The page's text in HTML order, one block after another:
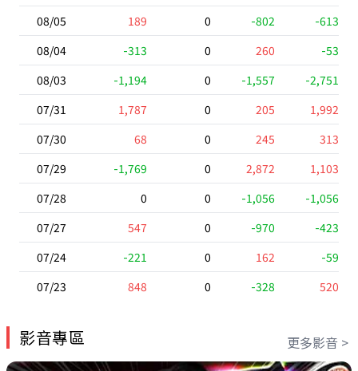
08/05
189 0 -802
-613
08/04
-313 0 260
-53
08/03
-1,194 0 -1,557
-2,751
07/31
1,787 0 205
1,992
07/30
68 0 245
313
07/29
-1,769 0 2,872
1,103
07/28
0 0 -1,056
-1,056
07/27
547 0 -970
-423
07/24
-221 0 162
-59
07/23
848 0 -328 520
影音專區 更多影音 >